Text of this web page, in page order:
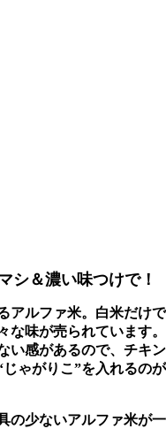
シ＆濃い味つけで！
アルファ米。白米だけで
な味が売られています。
い感があるので、チキン
ゃがりこ”を入れるのが
の少ないアルファ米が一